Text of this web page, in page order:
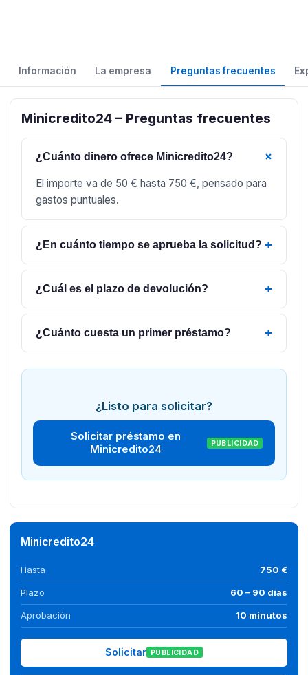
Información La empresa Preguntas frecuentes
Minicredito24 – Preguntas frecuentes
¿Cuánto dinero ofrece Minicredito24? +
El importe va de 50 € hasta 750 €, pensado para
gastos puntuales.
¿En cuánto tiempo se aprueba la solicitud? +
¿Cuál es el plazo de devolución? +
¿Cuánto cuesta un primer préstamo? +
¿Listo para solicitar?
Solicitar préstamo en
Minicredito24
PUBLICIDAD
Minicredito24
Hasta 750 €
Plazo 60 – 90 días
Aprobación 10 minutos
Solicitar PUBLICIDAD